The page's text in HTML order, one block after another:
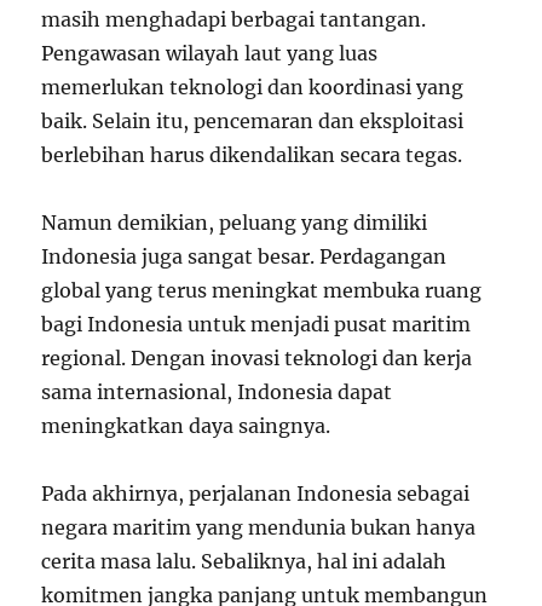
masih menghadapi berbagai tantangan.
Pengawasan wilayah laut yang luas
memerlukan teknologi dan koordinasi yang
baik. Selain itu, pencemaran dan eksploitasi
berlebihan harus dikendalikan secara tegas.
Namun demikian, peluang yang dimiliki
Indonesia juga sangat besar. Perdagangan
global yang terus meningkat membuka ruang
bagi Indonesia untuk menjadi pusat maritim
regional. Dengan inovasi teknologi dan kerja
sama internasional, Indonesia dapat
meningkatkan daya saingnya.
Pada akhirnya, perjalanan Indonesia sebagai
negara maritim yang mendunia bukan hanya
cerita masa lalu. Sebaliknya, hal ini adalah
komitmen jangka panjang untuk membangun